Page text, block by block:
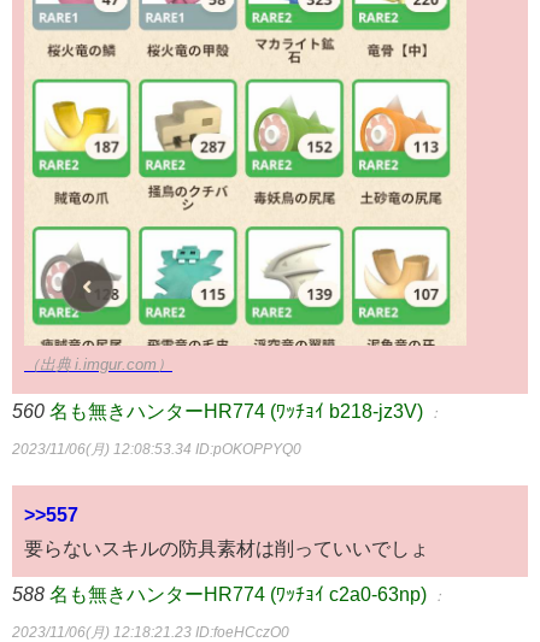
（出典 i.imgur.com）
560 名も無きハンターHR774 (ﾜｯﾁｮｲ b218-jz3V) ：
2023/11/06(月) 12:08:53.34 ID:pOKOPPYQ0
>>557
要らないスキルの防具素材は削っていいでしょ
588 名も無きハンターHR774 (ﾜｯﾁｮｲ c2a0-63np) ：
2023/11/06(月) 12:18:21.23 ID:foeHCczO0